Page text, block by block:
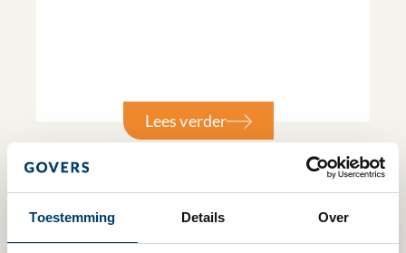
Toestemming Details Over
Lees verder